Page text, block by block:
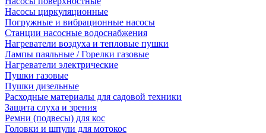
Насосы циркуляционные
Погружные и вибрационные насосы
Станции насосные водоснабжения
Нагреватели воздуха и тепловые пушки
Лампы паяльные / Горелки газовые
Нагреватели электрические
Пушки газовые
Пушки дизельные
Расходные материалы для садовой техники
Защита слуха и зрения
Ремни (подвесы) для кос
Головки и шпули для мотокос